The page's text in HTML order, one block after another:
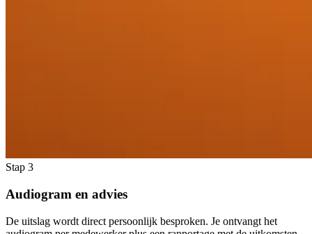
Stap 3
Audiogram en advies
De uitslag wordt direct persoonlijk besproken. Je ontvangt het